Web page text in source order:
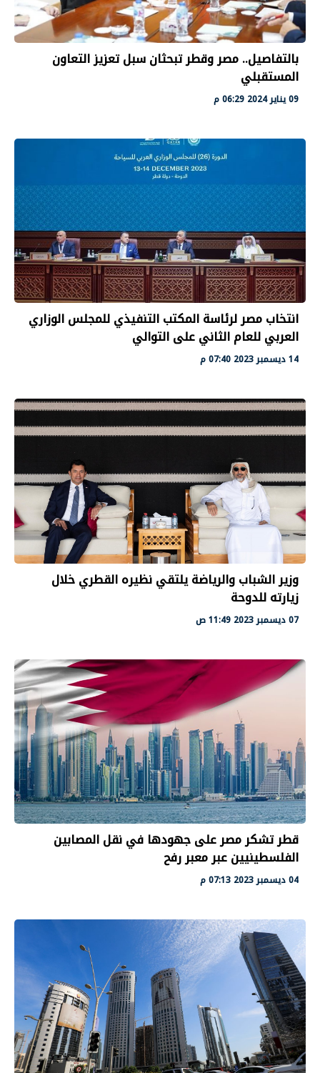
بالتفاصيل.. مصر وقطر تبحثان سبل تعزيز التعاون
المستقبلي
09 يناير 2024 06:29 م
انتخاب مصر لرئاسة المكتب التنفيذي للمجلس الوزاري
العربي للعام الثاني على التوالي
14 ديسمبر 2023 07:40 م
وزير الشباب والرياضة يلتقي نظيره القطري خلال
زيارته للدوحة
07 ديسمبر 2023 11:49 ص
قطر تشكر مصر على جهودها في نقل المصابين
الفلسطينيين عبر معبر رفح
04 ديسمبر 2023 07:13 م